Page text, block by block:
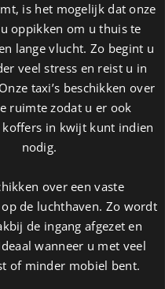
is het mogelijk dat onze
oppikken om u thuis te
lange vlucht. Zo begint u
veel stress en reist u in
taxi’s beschikken over
ruimte zodat u er ook
in kwijt kunt indien
nodig.
over een vaste
de luchthaven. Zo wordt
de ingang afgezet en
wanneer u met veel
of minder mobiel bent.